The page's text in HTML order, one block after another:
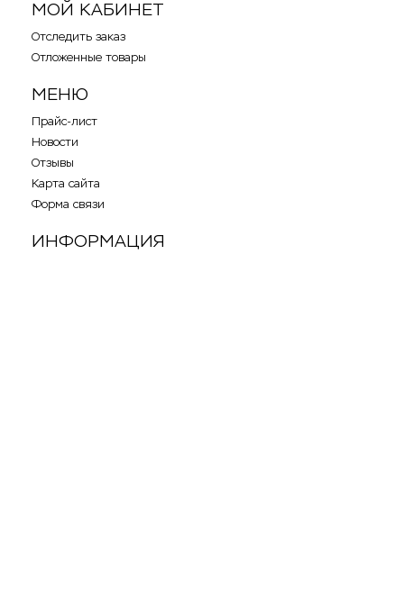
МОЙ КАБИНЕТ
Отследить заказ
Отложенные товары
МЕНЮ
Прайс-лист
Новости
Отзывы
Карта сайта
Форма связи
ИНФОРМАЦИЯ